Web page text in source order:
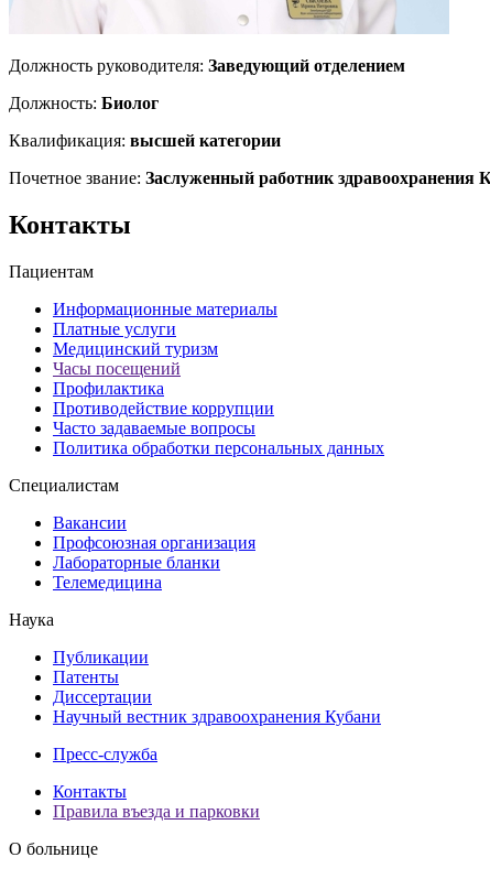
Должность руководителя: Заведующий отделением
Должность: Биолог
Квалификация: высшей категории
Почетное звание: Заслуженный работник здравоохранения
Контакты
Пациентам
Информационные материалы
Платные услуги
Медицинский туризм
Часы посещений
Профилактика
Противодействие коррупции
Часто задаваемые вопросы
Политика обработки персональных данных
Специалистам
Вакансии
Профсоюзная организация
Лабораторные бланки
Телемедицина
Наука
Публикации
Патенты
Диссертации
Научный вестник здравоохранения Кубани
Пресс-служба
Контакты
Правила въезда и парковки
О больнице